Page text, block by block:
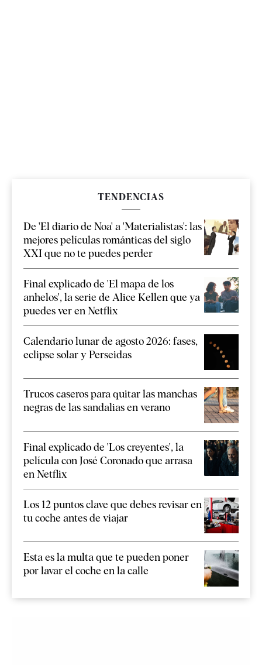
TENDENCIAS
De 'El diario de Noa' a 'Materialistas': las
mejores películas románticas del siglo
XXI que no te puedes perder
Final explicado de 'El mapa de los
anhelos', la serie de Alice Kellen que ya
puedes ver en Netflix
Calendario lunar de agosto 2026: fases,
eclipse solar y Perseidas
Trucos caseros para quitar las manchas
negras de las sandalias en verano
Final explicado de 'Los creyentes', la
película con José Coronado que arrasa
en Netflix
Los 12 puntos clave que debes revisar en
tu coche antes de viajar
Esta es la multa que te pueden poner
por lavar el coche en la calle